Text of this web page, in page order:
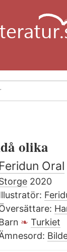
olika
Feridun Oral
2020
Turkiet